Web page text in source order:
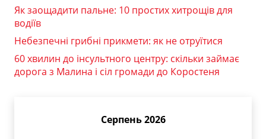
Як заощадити пальне: 10 простих хитрощів для
водіїв
Небезпечні грибні прикмети: як не отруїтися
60 хвилин до інсультного центру: скільки займає
дорога з Малина і сіл громади до Коростеня
Серпень 2026